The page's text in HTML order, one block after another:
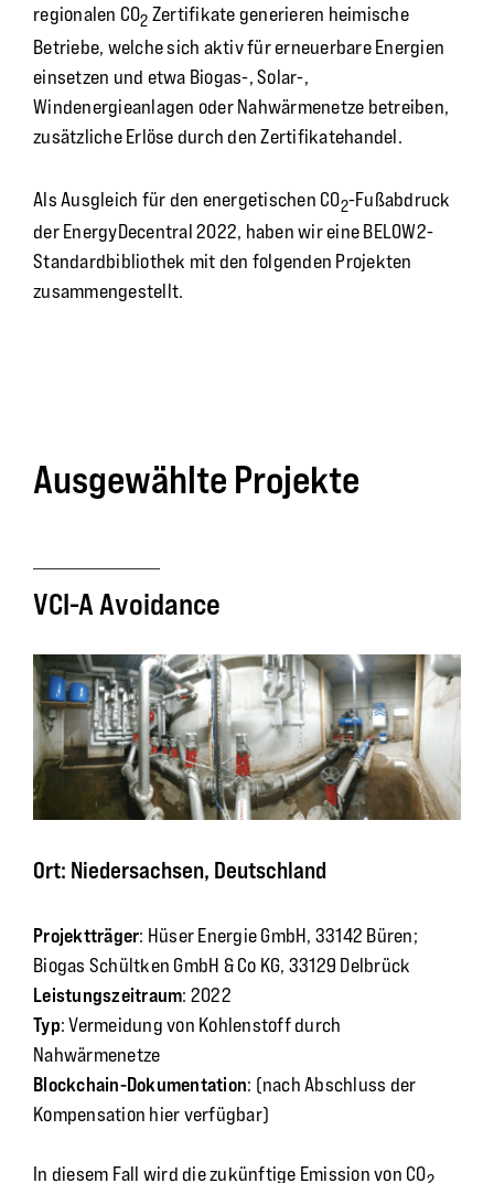
regionalen CO2 Zertifikate generieren heimische
Betriebe, welche sich aktiv für erneuerbare Energien
einsetzen und etwa Biogas-, Solar-,
Windenergieanlagen oder Nahwärmenetze betreiben,
zusätzliche Erlöse durch den Zertifikatehandel.
Als Ausgleich für den energetischen CO2-Fußabdruck
der EnergyDecentral 2022, haben wir eine BELOW2-
Standardbibliothek mit den folgenden Projekten
zusammengestellt.
Ausgewählte Projekte
VCI-A Avoidance
Ort: Niedersachsen, Deutschland
Projektträger: Hüser Energie GmbH, 33142 Büren;
Biogas Schültken GmbH & Co KG, 33129 Delbrück
Leistungszeitraum: 2022
Typ: Vermeidung von Kohlenstoff durch
Nahwärmenetze
Blockchain-Dokumentation: (nach Abschluss der
Kompensation hier verfügbar)
In diesem Fall wird die zukünftige Emission von CO